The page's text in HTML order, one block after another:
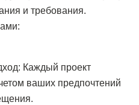
и требования.
Каждый проект
ваших предпочтений